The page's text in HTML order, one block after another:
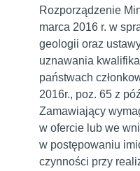
Rozporządzenie
marca 2016 r. w
geologii oraz
uznawania
państwach
2016r., poz. 65 z
Zamawiający
w ofercie lub we
w postępowaniu
czynności przy